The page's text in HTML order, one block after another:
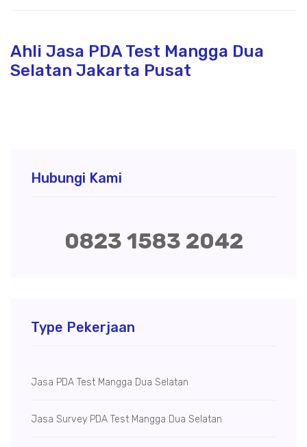
Ahli Jasa PDA Test Mangga Dua
Selatan Jakarta Pusat
Hubungi Kami
0823 1583 2042
Type Pekerjaan
Jasa PDA Test Mangga Dua Selatan
Jasa Survey PDA Test Mangga Dua Selatan